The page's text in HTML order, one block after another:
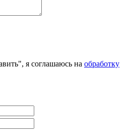
я соглашаюсь на обработку